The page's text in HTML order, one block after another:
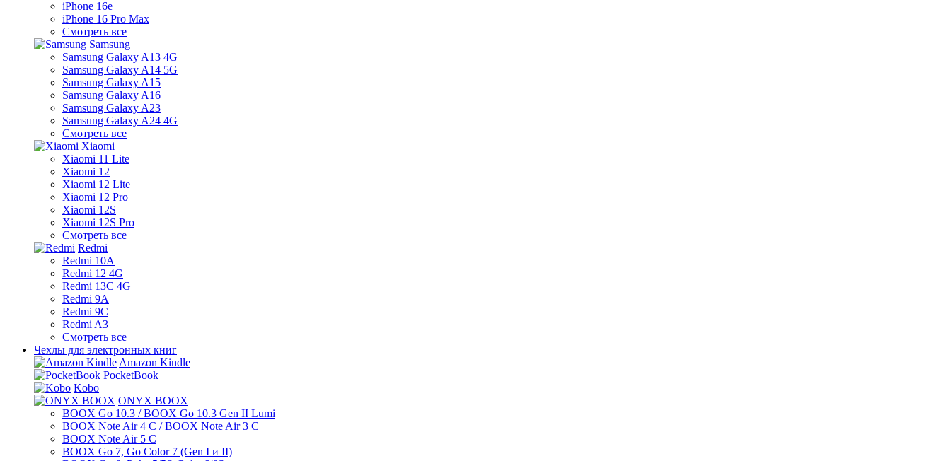
iPhone 16e
iPhone 16 Pro Max
Смотреть все
Samsung
Samsung Galaxy A13 4G
Samsung Galaxy A14 5G
Samsung Galaxy A15
Samsung Galaxy A16
Samsung Galaxy A23
Samsung Galaxy A24 4G
Смотреть все
Xiaomi
Xiaomi 11 Lite
Xiaomi 12
Xiaomi 12 Lite
Xiaomi 12 Pro
Xiaomi 12S
Xiaomi 12S Pro
Смотреть все
Redmi
Redmi 10A
Redmi 12 4G
Redmi 13C 4G
Redmi 9A
Redmi 9C
Redmi A3
Смотреть все
Чехлы для электронных книг
Amazon Kindle
PocketBook
Kobo
ONYX BOOX
BOOX Go 10.3 / BOOX Go 10.3 Gen II Lumi
BOOX Note Air 4 C / BOOX Note Air 3 C
BOOX Note Air 5 C
BOOX Go 7, Go Color 7 (Gen I и II)